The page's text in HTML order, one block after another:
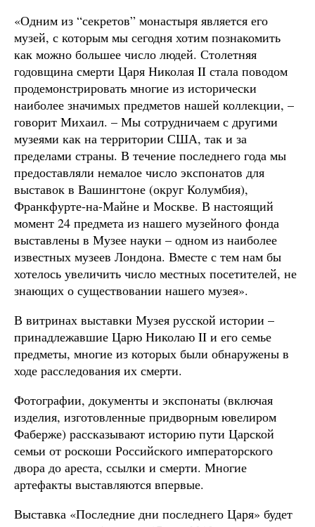
«Одним из “секретов” монастыря является его
музей, с которым мы сегодня хотим познакомить
как можно большее число людей. Столетняя
годовщина смерти Царя Николая II стала поводом
продемонстрировать многие из исторически
наиболее значимых предметов нашей коллекции, –
говорит Михаил. – Мы сотрудничаем с другими
музеями как на территории США, так и за
пределами страны. В течение последнего года мы
предоставляли немалое число экспонатов для
выставок в Вашингтоне (округ Колумбия),
Франкфурте-на-Майне и Москве. В настоящий
момент 24 предмета из нашего музейного фонда
выставлены в Музее науки – одном из наиболее
известных музеев Лондона. Вместе с тем нам бы
хотелось увеличить число местных посетителей, не
знающих о существовании нашего музея».
В витринах выставки Музея русской истории –
принадлежавшие Царю Николаю II и его семье
предметы, многие из которых были обнаружены в
ходе расследования их смерти.
Фотографии, документы и экспонаты (включая
изделия, изготовленные придворным ювелиром
Фаберже) рассказывают историю пути Царской
семьи от роскоши Российского императорского
двора до ареста, ссылки и смерти. Многие
артефакты выставляются впервые.
Выставка «Последние дни последнего Царя» будет